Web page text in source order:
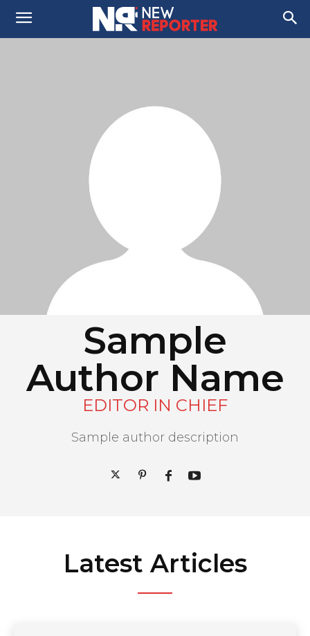
Sample
Author Name
EDITOR IN CHIEF
Sample author description
Latest Articles